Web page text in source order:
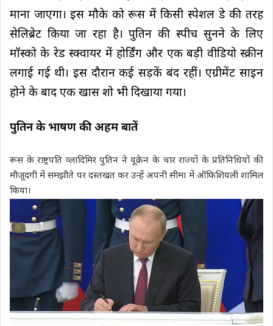
माना जाएगा। इस मौके को रूस में किसी स्पेशल डे की तरह
सेलिब्रेट किया जा रहा है। पुतिन की स्पीच सुनने के लिए
मॉस्को के रेड स्क्वायर में होर्डिंग और एक बड़ी वीडियो स्क्रीन
लगाई गई थी। इस दौरान कई सड़कें बंद रहीं। एग्रीमेंट साइन
होने के बाद एक खास शो भी दिखाया गया।
पुतिन के भाषण की अहम बातें
रूस के राष्ट्रपति व्लादिमिर पुतिन ने यूक्रेन के चार राज्यों के प्रतिनिधियों की
मौजूदगी में समझौते पर दस्तखत कर उन्हें अपनी सीमा में ऑफिशियली शामिल
किया।